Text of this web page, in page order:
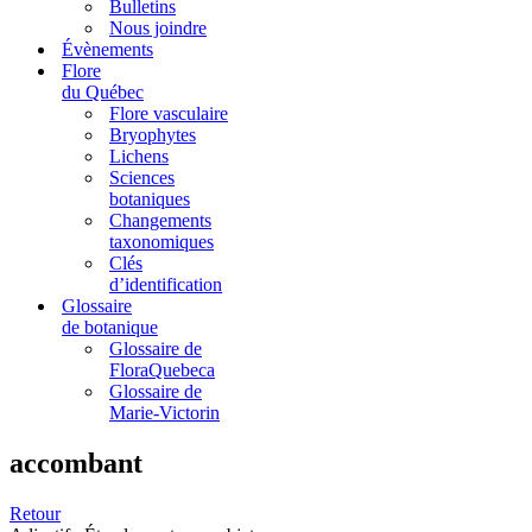
Bulletins
Nous joindre
Évènements
Flore
du Québec
Flore vasculaire
Bryophytes
Lichens
Sciences
botaniques
Changements
taxonomiques
Clés
d’identification
Glossaire
de botanique
Glossaire de
FloraQuebeca
Glossaire de
Marie-Victorin
accombant
Retour